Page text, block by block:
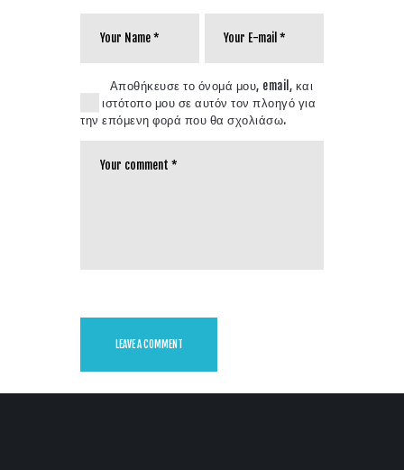
Αποθήκευσε το όνομά μου, email, και
τον ιστότοπο μου σε αυτόν τον πλοηγό για
την επόμενη φορά που θα σχολιάσω.